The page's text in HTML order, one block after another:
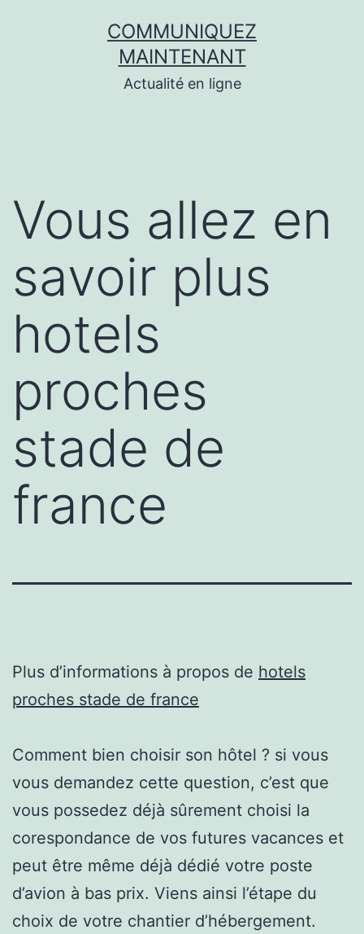
COMMUNIQUEZ
MAINTENANT
Actualité en ligne
Vous allez en
savoir plus
hotels
proches
stade de
france
Plus d’informations à propos de hotels
proches stade de france
Comment bien choisir son hôtel ? si vous
vous demandez cette question, c’est que
vous possedez déjà sûrement choisi la
corespondance de vos futures vacances et
peut être même déjà dédié votre poste
d’avion à bas prix. Viens ainsi l’étape du
choix de votre chantier d’hébergement.